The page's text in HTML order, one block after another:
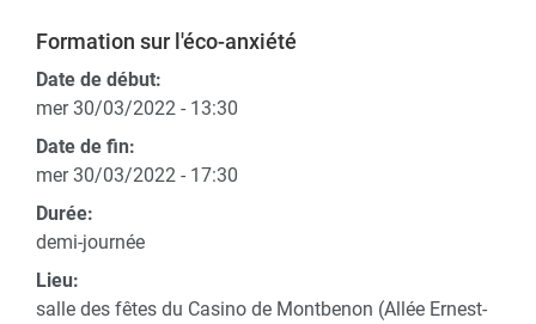
Formation sur l'éco-anxiété
Date de début:
mer 30/03/2022 - 13:30
Date de fin:
mer 30/03/2022 - 17:30
Durée:
demi-journée
Lieu:
salle des fêtes du Casino de Montbenon (Allée Ernest-